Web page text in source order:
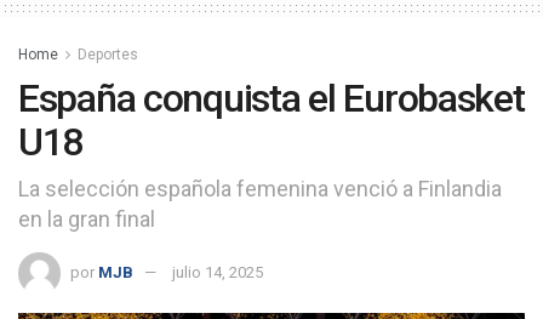
Home Deportes
España conquista el Eurobasket
U18
La selección española femenina venció a Finlandia
en la gran final
por MJB julio 14, 2025